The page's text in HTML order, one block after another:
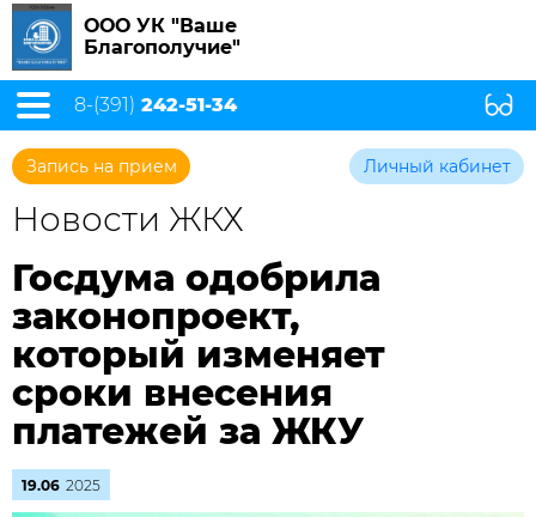
ООО УК "Ваше
Благополучие"
8-(391) 242-51-34
Запись на прием Личный кабинет
Новости ЖКХ
Госдума одобрила
законопроект,
который изменяет
сроки внесения
платежей за ЖКУ
19.06 2025